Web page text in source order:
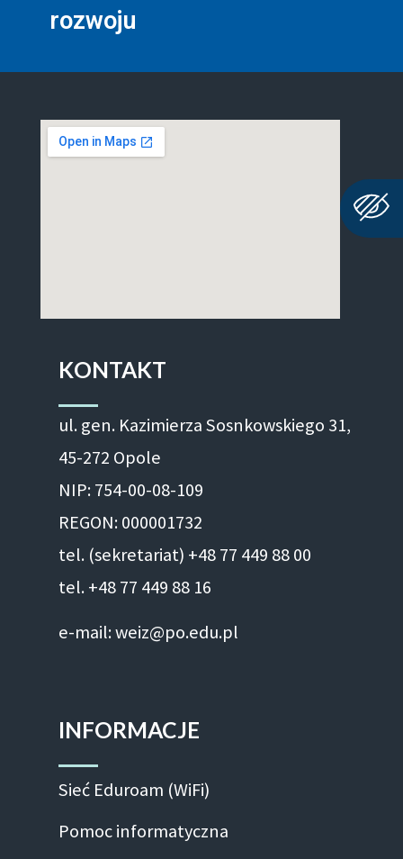
rozwoju
KONTAKT
ul. gen. Kazimierza Sosnkowskiego 31,
45-272 Opole
NIP: 754-00-08-109
REGON: 000001732
tel. (sekretariat) +48 77 449 88 00
tel. +48 77 449 88 16
e-mail: weiz@po.edu.pl
INFORMACJE
Sieć Eduroam (WiFi)
Pomoc informatyczna